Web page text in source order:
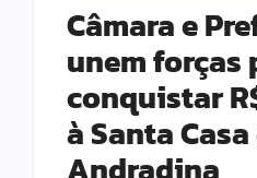
Câmara e
unem forças
conquistar
à Santa
Andradina